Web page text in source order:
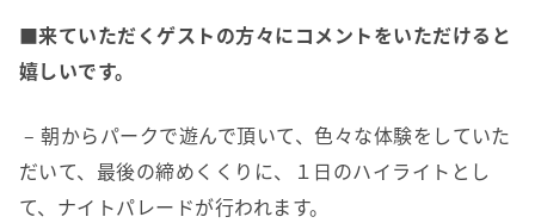
■来ていただくゲストの方々にコメントをいただけると
嬉しいです。
– 朝からパークで遊んで頂いて、色々な体験をしていた
だいて、最後の締めくくりに、１日のハイライトとし
て、ナイトパレードが行われます。